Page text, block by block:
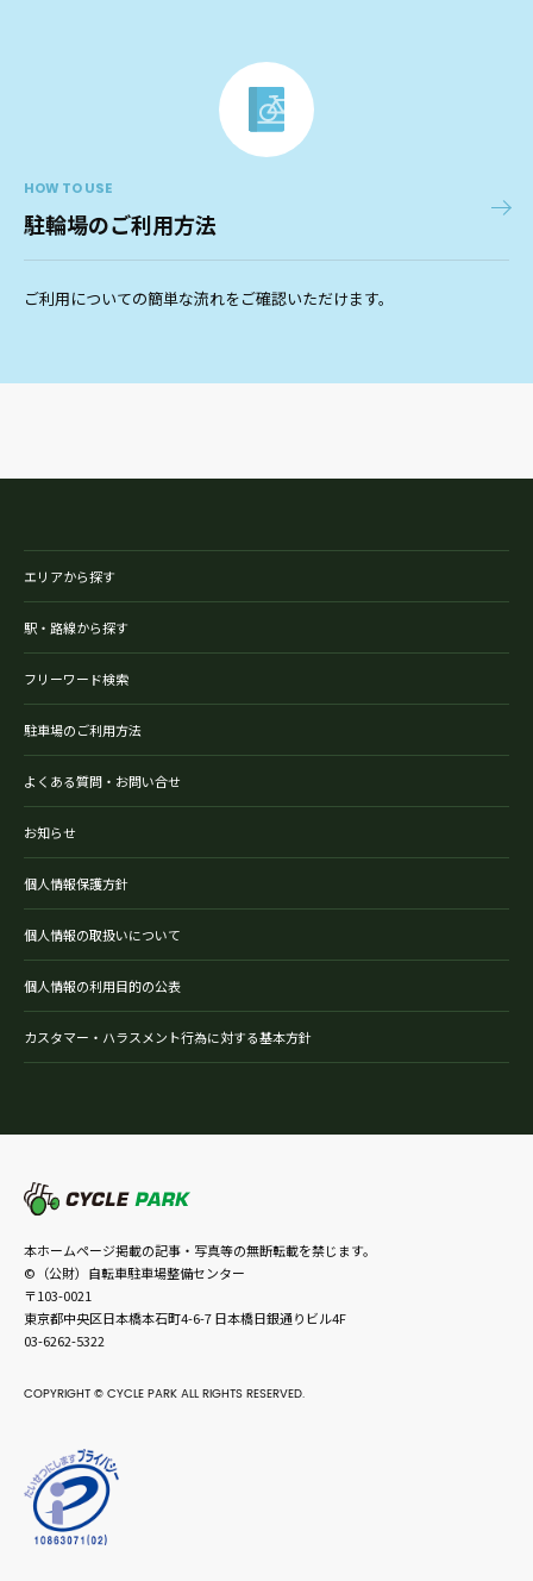
HOW TO USE
駐輪場のご利用方法
ご利用についての簡単な流れをご確認いただけます。
エリアから探す
駅・路線から探す
フリーワード検索
駐車場のご利用方法
よくある質問・お問い合せ
お知らせ
個人情報保護方針
個人情報の取扱いについて
個人情報の利用目的の公表
カスタマー・ハラスメント行為に対する基本方針
本ホームページ掲載の記事・写真等の無断転載を禁じます。
©（公財）自転車駐車場整備センター
〒103-0021
東京都中央区日本橋本石町4-6-7 日本橋日銀通りビル4F
03-6262-5322
COPYRIGHT © CYCLE PARK ALL RIGHTS RESERVED.